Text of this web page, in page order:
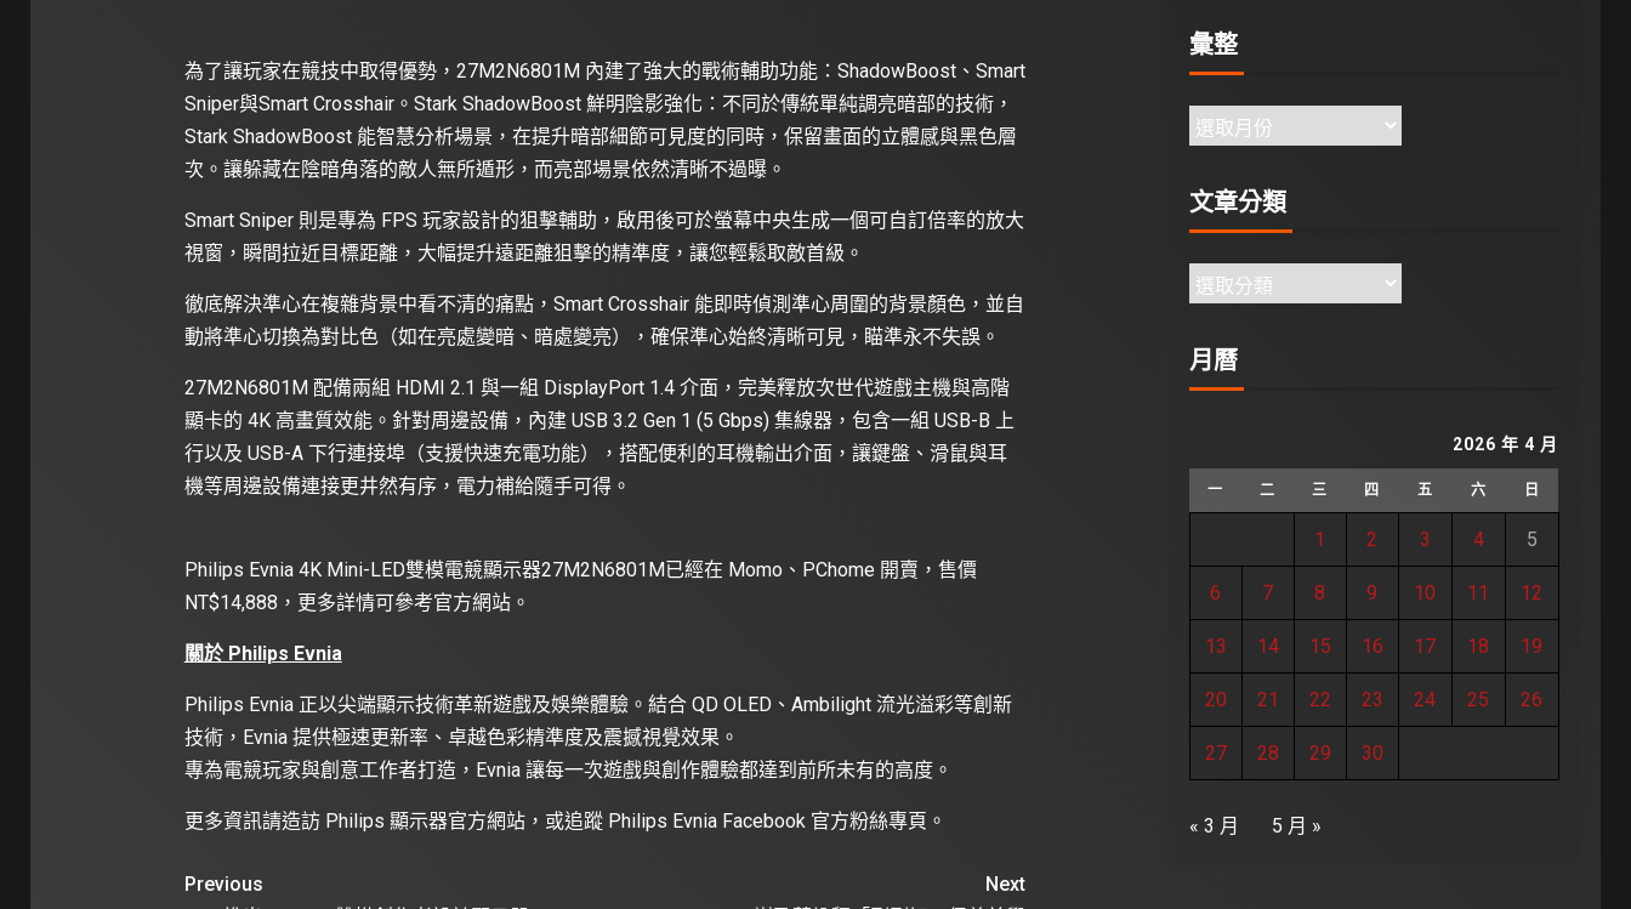
為了讓玩家在競技中取得優勢，27M2N6801M 內建了強大的戰術輔助功能：ShadowBoost、Smart
Sniper與Smart Crosshair。Stark ShadowBoost 鮮明陰影強化：不同於傳統單純調亮暗部的技術，
Stark ShadowBoost 能智慧分析場景，在提升暗部細節可見度的同時，保留畫面的立體感與黑色層
次。讓躲藏在陰暗角落的敵人無所遁形，而亮部場景依然清晰不過曝。
Smart Sniper 則是專為 FPS 玩家設計的狙擊輔助，啟用後可於螢幕中央生成一個可自訂倍率的放大
視窗，瞬間拉近目標距離，大幅提升遠距離狙擊的精準度，讓您輕鬆取敵首級。
徹底解決準心在複雜背景中看不清的痛點，Smart Crosshair 能即時偵測準心周圍的背景顏色，並自
動將準心切換為對比色（如在亮處變暗、暗處變亮），確保準心始終清晰可見，瞄準永不失誤。
27M2N6801M 配備兩組 HDMI 2.1 與一組 DisplayPort 1.4 介面，完美釋放次世代遊戲主機與高階
顯卡的 4K 高畫質效能。針對周邊設備，內建 USB 3.2 Gen 1 (5 Gbps) 集線器，包含一組 USB-B 上
行以及 USB-A 下行連接埠（支援快速充電功能），搭配便利的耳機輸出介面，讓鍵盤、滑鼠與耳
機等周邊設備連接更井然有序，電力補給隨手可得。
Philips Evnia 4K Mini-LED雙模電競顯示器27M2N6801M已經在 Momo 、 PChome 開賣，售價
NT$14,888，更多詳情可參考官方網站。
關於 Philips Evnia
Philips Evnia 正以尖端顯示技術革新遊戲及娛樂體驗。結合 QD OLED、Ambilight 流光溢彩等創新
技術，Evnia 提供極速更新率、卓越色彩精準度及震撼視覺效果。
專為電競玩家與創意工作者打造，Evnia 讓每一次遊戲與創作體驗都達到前所未有的高度。
更多資訊請造訪 Philips 顯示器官方網站，或追蹤 Philips Evnia Facebook 官方粉絲專頁 。
Previous
Next
彙整
文章分類
月曆
2026 年 4 月
一 二 三 四 五 六 日
1 2 3 4 5
6 7 8 9 10 11 12
13 14 15 16 17 18 19
20 21 22 23 24 25 26
27 28 29 30
« 3 月 5 月 »